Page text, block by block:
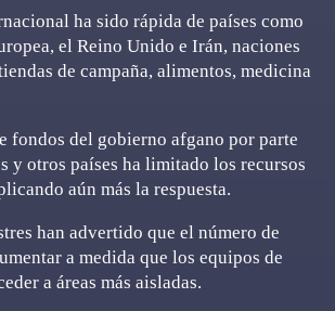
ha sido rápida de países como
el Reino Unido e Irán, naciones
de campaña, alimentos, medicina
fondos del gobierno afgano por parte
y otros países ha limitado los recursos
aún más la respuesta.
han advertido que el número de
a medida que los equipos de
a áreas más aisladas.